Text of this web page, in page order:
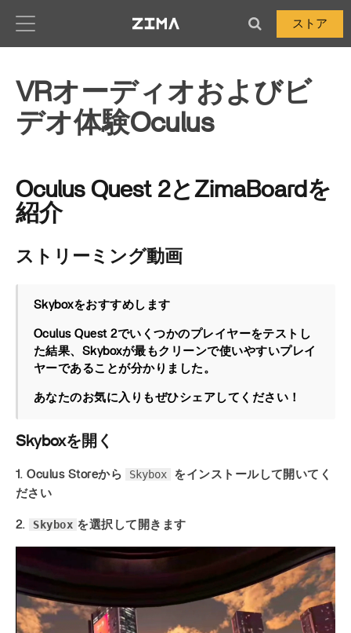
ストア
VRオーディオおよびビ
デオ体験Oculus
Oculus Quest 2とZimaBoardを
紹介
ストリーミング動画
Skyboxをおすすめします
Oculus Quest 2でいくつかのプレイヤーをテストし
た結果、Skyboxが最もクリーンで使いやすいプレイ
ヤーであることが分かりました。
あなたのお気に入りもぜひシェアしてください！
Skyboxを開く
1. Oculus Storeから Skybox
をインストールして開いてく
ださい
2. Skybox を選択して開きます